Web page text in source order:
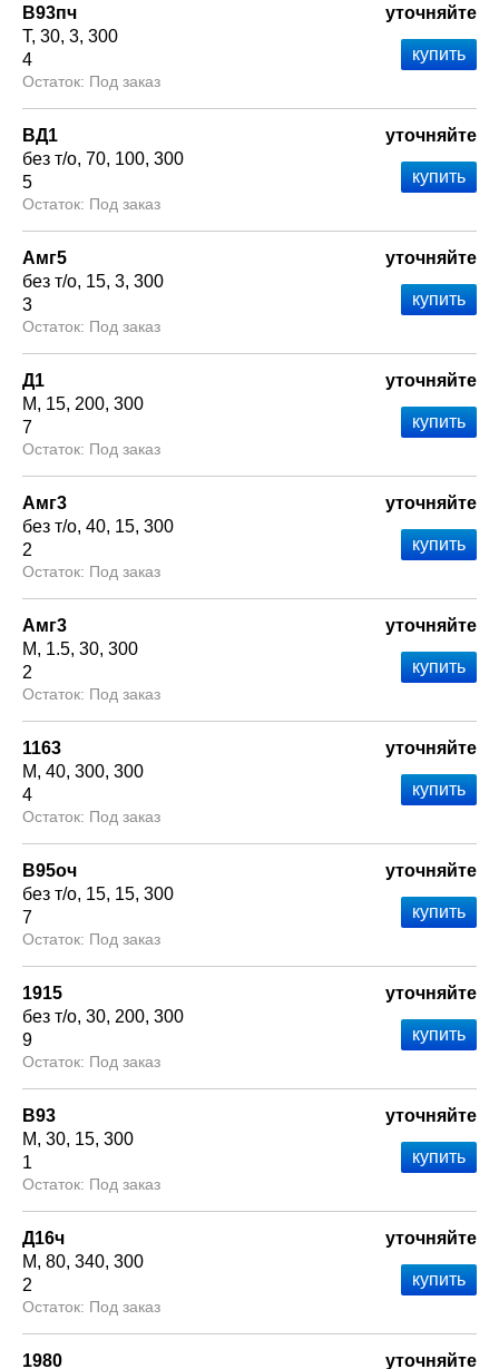
В93пч
Т 30 3 300
4
Под заказ
уточняйте
ВД1
без т/о 70 100 300
5
Под заказ
уточняйте
Амг5
без т/о 15 3 300
3
Под заказ
уточняйте
Д1
М
15 200 300
7
Под заказ
уточняйте
Амг3
без т/о 40 15 300
2
Под заказ
уточняйте
Амг3
М
1.5 30 300
2
Под заказ
уточняйте
1163
М 40 300 300
4
Под заказ
уточняйте
В95оч
без т/о 15 15 300
7
Под заказ
уточняйте
1915
без т/о 30 200 300
9
Под заказ
уточняйте
В93
М 30 15 300
1
Под заказ
уточняйте
Д16ч
М 80 340 300
2
Под заказ
уточняйте
1980 уточняйте